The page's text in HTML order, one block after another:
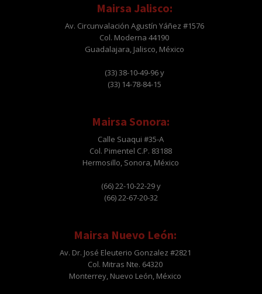
Mairsa Jalisco:
Av. Circunvalación Agustín Yáñez #1576
Col. Moderna 44190
Guadalajara, Jalisco, México
(33) 38-10-49-96 y
(33) 14-78-84-15
Mairsa Sonora:
Calle Suaqui #35-A
Col. Pimentel C.P. 83188
Hermosillo, Sonora, México
(66) 22-10-22-29 y
(66) 22-67-20-32
Mairsa Nuevo León:
Av. Dr. José Eleuterio Gonzalez #2821
Col. Mitras Nte. 64320
Monterrey, Nuevo León, México